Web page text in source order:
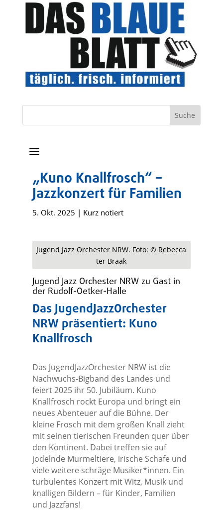
a
„Kuno Knallfrosch“ –
Jazzkonzert für Familien
5. Okt. 2025 | Kurz notiert
Jugend Jazz Orchester NRW. Foto: © Rebecca
ter Braak
Jugend Jazz Orchester NRW zu Gast in
der Rudolf-Oetker-Halle
Das JugendJazzOrchester
NRW präsentiert: Kuno
Knallfrosch
Das JugendJazzOrchester NRW ist die
Nachwuchs-Bigband des Landes und
feiert 2025 ihr 50. Jubiläum. Kuno
Knallfrosch rockt Europa und bringt ein
neues Abenteuer auf die Bühne. Der
kleine Frosch mit dem großen Knall zieht
mit seinen tierischen Freunden quer über
den Kontinent. Dabei treffen sie auf
jodelnde Murmeltiere, irische Schafe und
viele weitere schräge Musiker*innen. Ein
turbulentes Konzert mit Witz, Musik und
knalligen Bildern – für Kinder, Familien
und Jazzfans!